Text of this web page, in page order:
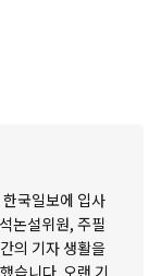
국일보에 입사
논설위원, 주필
의 기자 생활을
습니다. 오랜 기